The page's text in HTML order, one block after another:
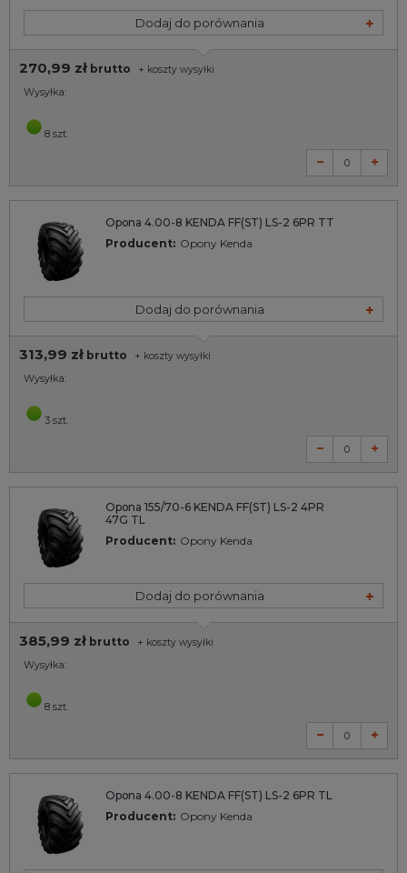
Dodaj do porównania
270,99 zł brutto + koszty wysyłki
Wysyłka:
8 szt.
Opona 4.00-8 KENDA FF(ST) LS-2 6PR TT
Producent: Opony Kenda
Dodaj do porównania
313,99 zł brutto + koszty wysyłki
Wysyłka:
3 szt.
Opona 155/70-6 KENDA FF(ST) LS-2 4PR
47G TL
Producent: Opony Kenda
Dodaj do porównania
385,99 zł brutto + koszty wysyłki
Wysyłka:
8 szt.
Opona 4.00-8 KENDA FF(ST) LS-2 6PR TL
Producent: Opony Kenda